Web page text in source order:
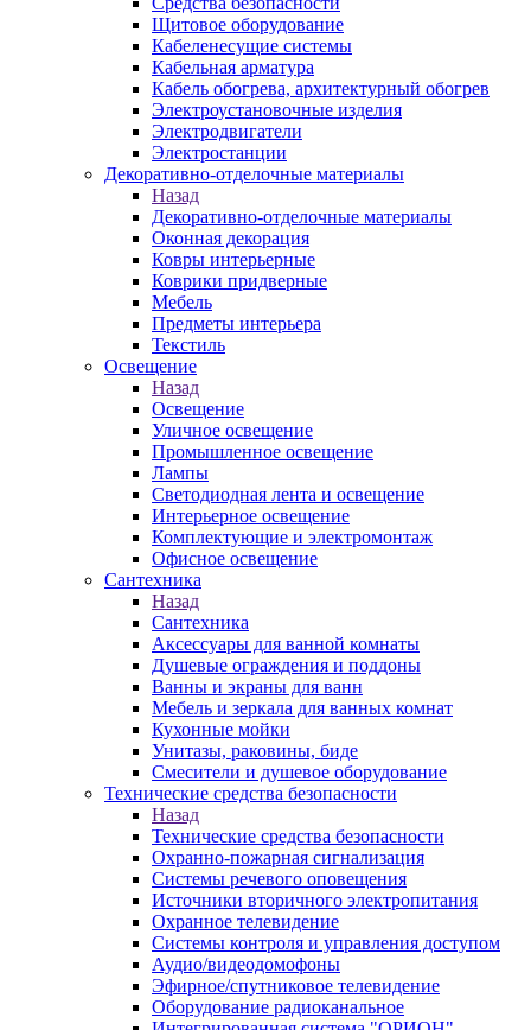
Щитовое оборудование
Кабеленесущие системы
Кабельная арматура
Кабель обогрева, архитектурный обогрев
Электроустановочные изделия
Электродвигатели
Электростанции
Декоративно-отделочные материалы
Назад
Декоративно-отделочные материалы
Оконная декорация
Ковры интерьерные
Коврики придверные
Мебель
Предметы интерьера
Текстиль
Освещение
Назад
Освещение
Уличное освещение
Промышленное освещение
Лампы
Светодиодная лента и освещение
Интерьерное освещение
Комплектующие и электромонтаж
Офисное освещение
Сантехника
Назад
Сантехника
Аксессуары для ванной комнаты
Душевые ограждения и поддоны
Ванны и экраны для ванн
Мебель и зеркала для ванных комнат
Кухонные мойки
Унитазы, раковины, биде
Смесители и душевое оборудование
Технические средства безопасности
Назад
Технические средства безопасности
Охранно-пожарная сигнализация
Системы речевого оповещения
Источники вторичного электропитания
Охранное телевидение
Системы контроля и управления доступом
Аудио/видеодомофоны
Эфирное/спутниковое телевидение
Оборудование радиоканальное